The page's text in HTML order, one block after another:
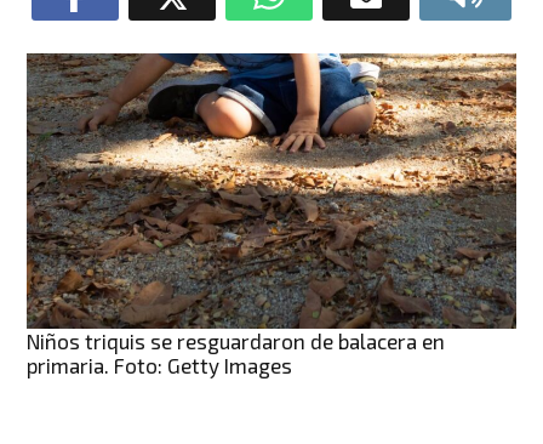
Niños triquis se resguardaron de balacera en
primaria. Foto: Getty Images